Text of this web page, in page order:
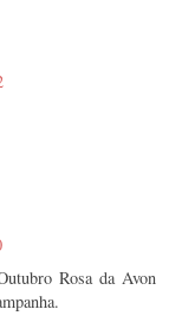
Rosa da Avon